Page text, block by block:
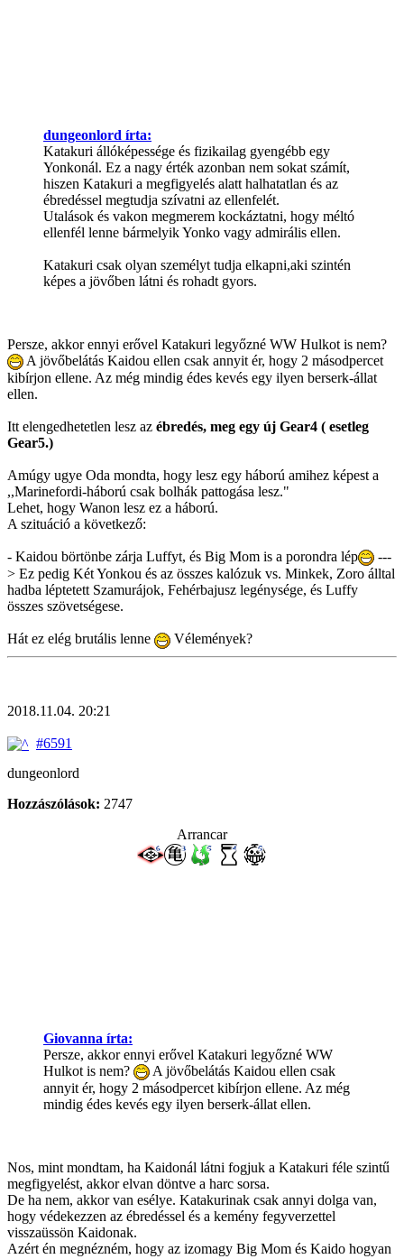
dungeonlord írta:
Katakuri állóképessége és fizikailag gyengébb egy
Yonkonál. Ez a nagy érték azonban nem sokat számít,
hiszen Katakuri a megfigyelés alatt halhatatlan és az
ébredéssel megtudja szívatni az ellenfelét.
Utalások és vakon megmerem kockáztatni, hogy méltó
ellenfél lenne bármelyik Yonko vagy admirális ellen.
Katakuri csak olyan személyt tudja elkapni,aki szintén
képes a jövőben látni és rohadt gyors.
Persze, akkor ennyi erővel Katakuri legyőzné WW Hulkot is nem?
A jövőbelátás Kaidou ellen csak annyit ér, hogy 2 másodpercet
kibírjon ellene. Az még mindig édes kevés egy ilyen berserk-állat
ellen.
Itt elengedhetetlen lesz az ébredés, meg egy új Gear4 ( esetleg
Gear5.)
Amúgy ugye Oda mondta, hogy lesz egy háború amihez képest a
,,Marinefordi-háború csak bolhák pattogása lesz."
Lehet, hogy Wanon lesz ez a háború.
A szituáció a következő:
- Kaidou börtönbe zárja Luffyt, és Big Mom is a porondra lép
---
> Ez pedig Két Yonkou és az összes kalózuk vs. Minkek, Zoro álltal
hadba léptetett Szamurájok, Fehérbajusz legénysége, és Luffy
összes szövetségese.
Hát ez elég brutális lenne Vélemények?
2018.11.04. 20:21
#6591
dungeonlord
Hozzászólások: 2747
Arrancar
Giovanna írta:
Persze, akkor ennyi erővel Katakuri legyőzné WW
Hulkot is nem?
A jövőbelátás Kaidou ellen csak
annyit ér, hogy 2 másodpercet kibírjon ellene. Az még
mindig édes kevés egy ilyen berserk-állat ellen.
Nos, mint mondtam, ha Kaidonál látni fogjuk a Katakuri féle szintű
megfigyelést, akkor elvan döntve a harc sorsa.
De ha nem, akkor van esélye. Katakurinak csak annyi dolga van,
hogy védekezzen az ébredéssel és a kemény fegyverzettel
visszaüssön Kaidonak.
Azért én megnézném, hogy az izomagy Big Mom és Kaido hogyan